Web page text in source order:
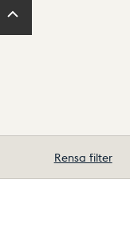
Rensa filter